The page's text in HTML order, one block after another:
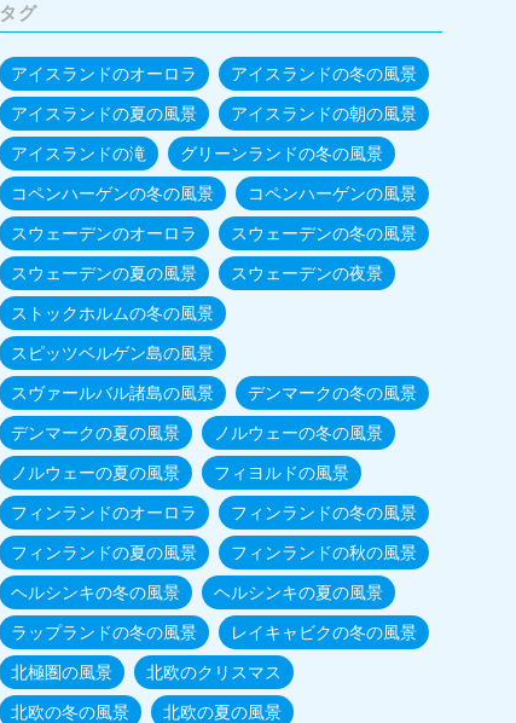
タグ
アイスランドのオーロラ アイスランドの冬の風景
アイスランドの夏の風景 アイスランドの朝の風景
アイスランドの滝 グリーンランドの冬の風景
コペンハーゲンの冬の風景 コペンハーゲンの風景
スウェーデンのオーロラ スウェーデンの冬の風景
スウェーデンの夏の風景 スウェーデンの夜景
ストックホルムの冬の風景
スピッツベルゲン島の風景
スヴァールバル諸島の風景 デンマークの冬の風景
デンマークの夏の風景 ノルウェーの冬の風景
ノルウェーの夏の風景 フィヨルドの風景
フィンランドのオーロラ フィンランドの冬の風景
フィンランドの夏の風景 フィンランドの秋の風景
ヘルシンキの冬の風景 ヘルシンキの夏の風景
ラップランドの冬の風景 レイキャビクの冬の風景
北極圏の風景 北欧のクリスマス
北欧の冬の風景 北欧の夏の風景